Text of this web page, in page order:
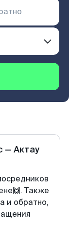
— Актау
Также
и обратно,